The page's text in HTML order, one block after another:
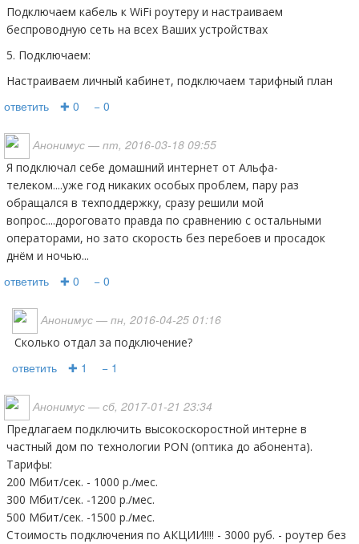
Подключаем кабель к WiFi роутеру и настраиваем
беспроводную сеть на всех Ваших устройствах
5. Подключаем:
Настраиваем личный кабинет, подключаем тарифный план
ответить ✚ 0 − 0
Анонимус — пт, 2016-03-18 09:55
Я подключал себе домашний интернет от Альфа-
телеком....уже год никаких особых проблем, пару раз
обращался в техподдержку, сразу решили мой
вопрос....дороговато правда по сравнению с остальными
операторами, но зато скорость без перебоев и просадок
днём и ночью...
ответить ✚ 0 − 0
Анонимус — пн, 2016-04-25 01:16
Сколько отдал за подключение?
ответить ✚ 1 − 1
Анонимус — сб, 2017-01-21 23:34
Предлагаем подключить высокоскоростной интерне в
частный дом по технологии PON (оптика до абонента).
Тарифы:
200 Мбит/сек. - 1000 р./мес.
300 Мбит/сек. -1200 р./мес.
500 Мбит/сек. -1500 р./мес.
Стоимость подключения по АКЦИИ!!!! - 3000 руб. - роутер без